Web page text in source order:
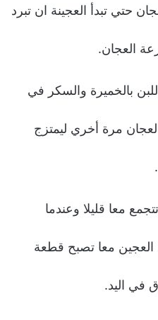
حتي تبدأ العجينة ان تبرد
العجان.
بالخميرة والسكر في
مرة أخري ليمتزج
معا قليلا وعندما
معا تصبح قطعة
في اليد.